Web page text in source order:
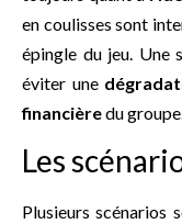
en coulisses sont
épingle du jeu. Une
éviter une
financièredu
Les
Plusieurs scénarios